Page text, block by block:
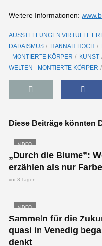
Weitere Informationen:
AUSSTELLUNGEN VIRTUELL
DADAISMUS
HANNAH HÖCH
- MONTIERTE KÖRPER
KUNST
WELTEN - MONTIERTE KÖRPER
Diese Beiträge könnten
VIDEO
„Durch die Blume”:
erzählen als nur
vor 3 Tagen
VIDEO
Sammeln für die
quasi in Venedig
denkt